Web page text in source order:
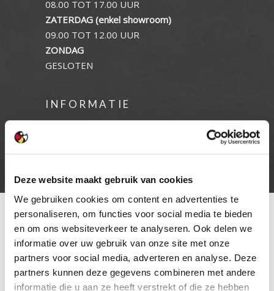
Deze website maakt gebruik van cookies
We gebruiken cookies om content en advertenties te
personaliseren, om functies voor social media te bieden
en om ons websiteverkeer te analyseren. Ook delen we
informatie over uw gebruik van onze site met onze
partners voor social media, adverteren en analyse. Deze
partners kunnen deze gegevens combineren met andere
informatie die u aan ze heeft verstrekt of die ze hebben
08.00 TOT 17.00 UUR
ZATERDAG (enkel showroom)
09.00 TOT 12.00 UUR
ZONDAG
GESLOTEN
INFORMATIE